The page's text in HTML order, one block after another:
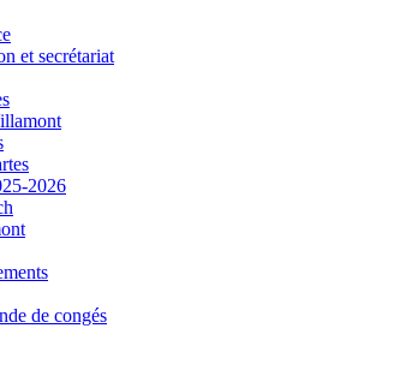
et secrétariat
2026
de congés